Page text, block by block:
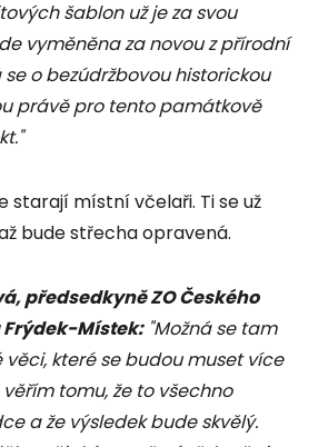
šablon už je za svou
vyměněna za novou z přírodní
o bezúdržbovou historickou
právě pro tento památkově
starají místní včelaři. Ti se už
bude střecha opravená.
předsedkyně ZO Českého
Místek:"Možná se tam
které se budou muset více
tomu, že to všechno
a že výsledek bude skvělý.